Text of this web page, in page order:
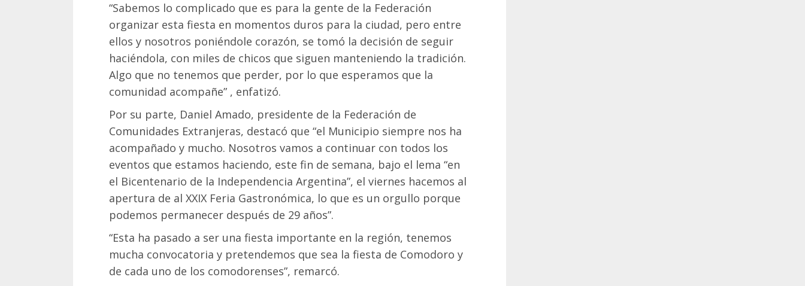
“Sabemos lo complicado que es para la gente de la Federación
organizar esta fiesta en momentos duros para la ciudad, pero entre
ellos y nosotros poniéndole corazón, se tomó la decisión de seguir
haciéndola, con miles de chicos que siguen manteniendo la tradición.
Algo que no tenemos que perder, por lo que esperamos que la
comunidad acompañe” , enfatizó.
Por su parte, Daniel Amado, presidente de la Federación de
Comunidades Extranjeras, destacó que “el Municipio siempre nos ha
acompañado y mucho. Nosotros vamos a continuar con todos los
eventos que estamos haciendo, este fin de semana, bajo el lema “en
el Bicentenario de la Independencia Argentina”, el viernes hacemos al
apertura de al XXIX Feria Gastronómica, lo que es un orgullo porque
podemos permanecer después de 29 años”.
“Esta ha pasado a ser una fiesta importante en la región, tenemos
mucha convocatoria y pretendemos que sea la fiesta de Comodoro y
de cada uno de los comodorenses”, remarcó.